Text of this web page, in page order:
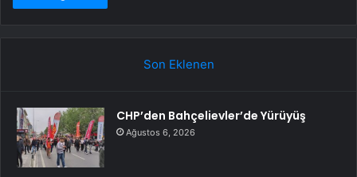
Son Eklenen
CHP’den Bahçelievler’de Yürüyüş
Ağustos 6, 2026